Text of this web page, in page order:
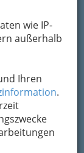
wie IP-
außerhalb
Ihren
.
Alltag